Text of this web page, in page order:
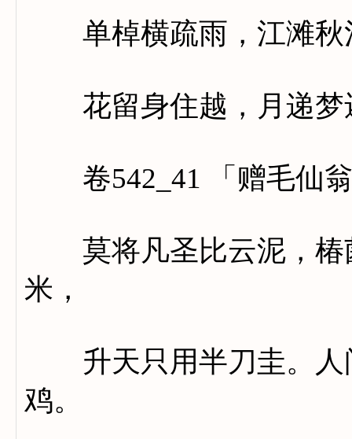
单棹横疏雨，江滩秋
花留身住越，月递梦
卷542_41 「赠毛仙
莫将凡圣比云泥，椿
米，
升天只用半刀圭。人
鸡。